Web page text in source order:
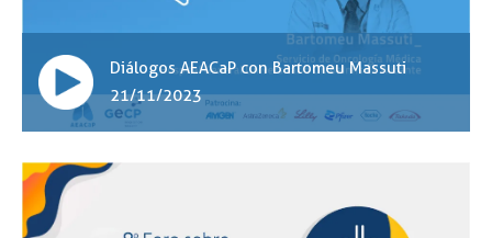
Diálogos AEACaP con Bartomeu Massuti
21/11/2023